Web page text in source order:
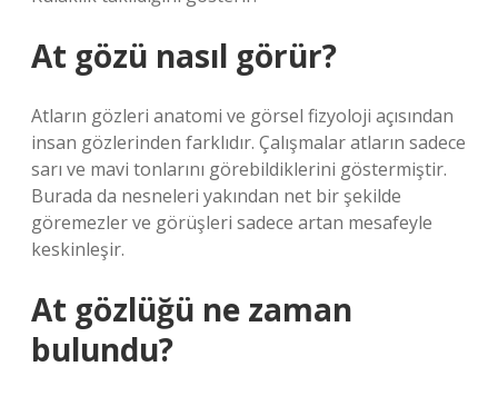
At gözü nasıl görür?
Atların gözleri anatomi ve görsel fizyoloji açısından
insan gözlerinden farklıdır. Çalışmalar atların sadece
sarı ve mavi tonlarını görebildiklerini göstermiştir.
Burada da nesneleri yakından net bir şekilde
göremezler ve görüşleri sadece artan mesafeyle
keskinleşir.
At gözlüğü ne zaman
bulundu?